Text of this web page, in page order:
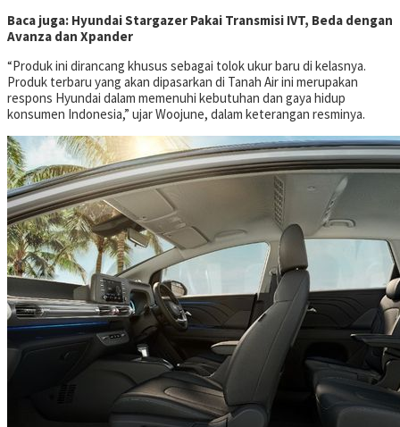
Baca juga: Hyundai Stargazer Pakai Transmisi IVT, Beda dengan
Avanza dan Xpander
“Produk ini dirancang khusus sebagai tolok ukur baru di kelasnya.
Produk terbaru yang akan dipasarkan di Tanah Air ini merupakan
respons Hyundai dalam memenuhi kebutuhan dan gaya hidup
konsumen Indonesia,” ujar Woojune, dalam keterangan resminya.